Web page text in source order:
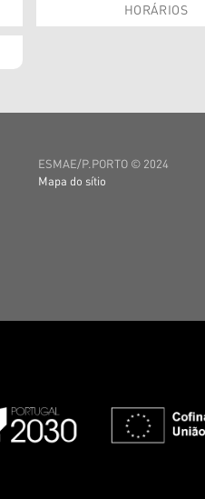
HORÁRIOS
ESMAE/P.PORTO © 2024
Mapa do sítio